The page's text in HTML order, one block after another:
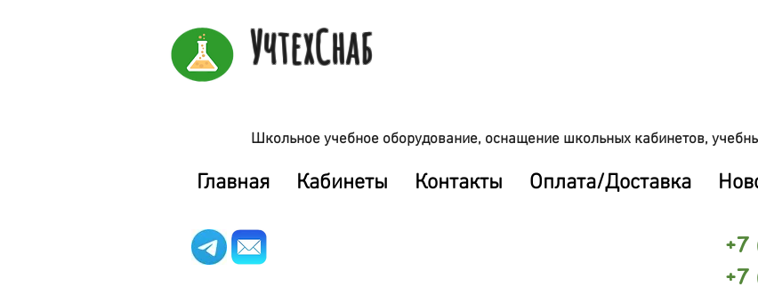
УчтехСнаб
Школьное учебное оборудование, оснащение школьных кабинетов,
Главная Кабинеты Контакты Оплата/Доставка
+7
+7